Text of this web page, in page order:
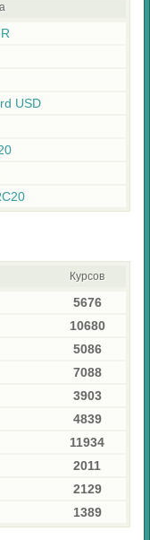
USD
Курсов
5676
10680
5086
7088
3903
4839
11934
2011
2129
1389